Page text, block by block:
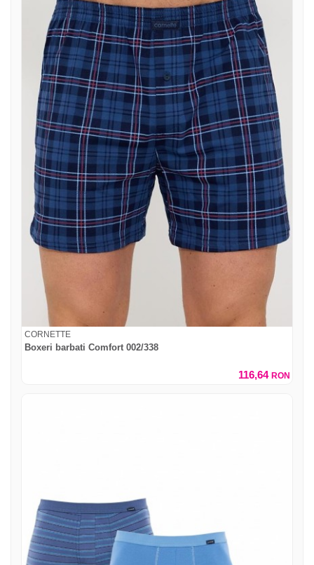
CORNETTE
Boxeri barbati Comfort 002/338
116,64 RON